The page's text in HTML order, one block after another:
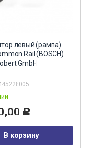
левый (рампа)
Rail (BOSCH)
GmbH
Р
В корзину